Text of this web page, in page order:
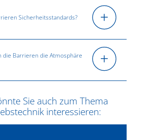
Sicherheitsstandards?
die Barrieren die Atmosphäre
Sie auch zum Thema
interessieren: